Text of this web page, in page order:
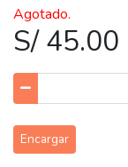
Agotado.
S/ 45.00
Encargar